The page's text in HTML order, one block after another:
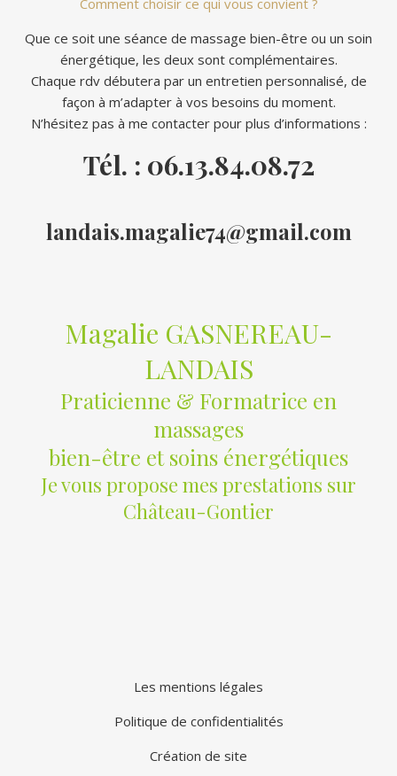
Que ce soit une séance de massage bien-être ou un soin
énergétique, les deux sont complémentaires.
Chaque rdv débutera par un entretien personnalisé, de
façon à m’adapter à vos besoins du moment.
N’hésitez pas à me contacter pour plus d’informations :
Tél. : 06.13.84.08.72
landais.magalie74@gmail.com
Magalie GASNEREAU-
LANDAIS
Praticienne & Formatrice en
massages
bien-être et soins énergétiques
Je vous propose mes prestations sur
Château-Gontier
Les mentions légales
Politique de confidentialités
Création de site